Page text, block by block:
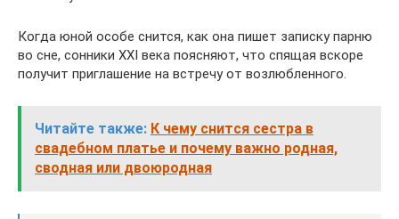
Когда юной особе снится, как она пишет записку парню
во сне, сонники XXI века поясняют, что спящая вскоре
получит приглашение на встречу от возлюбленного.
Читайте также: К чему снится сестра в
свадебном платье и почему важно родная,
сводная или двоюродная